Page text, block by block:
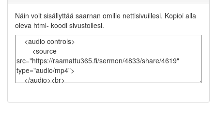
Näin voit sisällyttää saarnan omille nettisivuillesi. Kopioi alla
oleva html- koodi sivustollesi.